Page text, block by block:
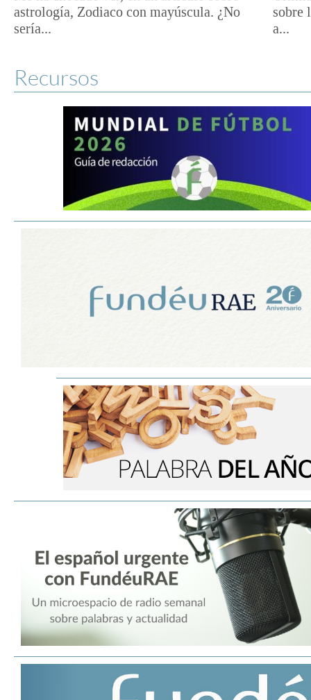
astrología, Zodiaco con mayúscula. ¿No
sería...
sobre
a...
Recursos